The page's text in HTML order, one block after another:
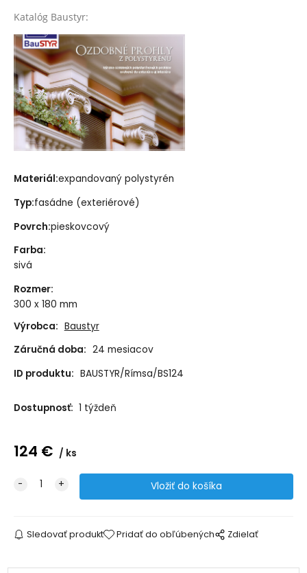
Katalóg Baustyr:
Materiál:expandovaný polystyrén
Typ:fasádne (exteriérové)
Povrch:pieskovcový
Farba:
sivá
Rozmer:
300 x 180 mm
Výrobca: Baustyr
Záručná doba: 24 mesiacov
ID produktu: BAUSTYR/Rímsa/BS124
Dostupnosť: 1 týždeň
124 € ks
Sledovať produkt Pridať do obľúbených Zdielať